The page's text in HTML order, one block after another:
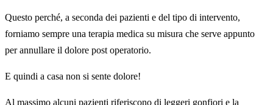
Questo perché, a seconda dei pazienti e del tipo di intervento,
forniamo sempre una terapia medica su misura che serve appunto
per annullare il dolore post operatorio.
E quindi a casa non si sente dolore!
Al massimo alcuni pazienti riferiscono di leggeri gonfiori e la